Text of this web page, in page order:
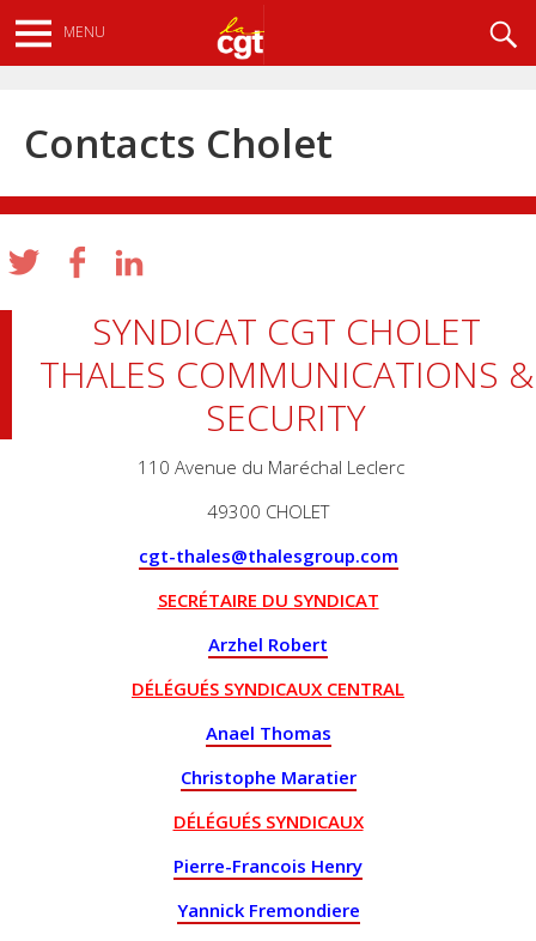
au
contenu
MENU
Contacts Cholet
SYNDICAT CGT CHOLET
THALES COMMUNICATIONS &
SECURITY
110 Avenue du Maréchal Leclerc
49300 CHOLET
cgt-thales@thalesgroup.com
SECRÉTAIRE DU SYNDICAT
Arzhel Robert
DÉLÉGUÉS SYNDICAUX CENTRAL
Anael Thomas
Christophe Maratier
DÉLÉGUÉS SYNDICAUX
Pierre-Francois Henry
Yannick Fremondiere